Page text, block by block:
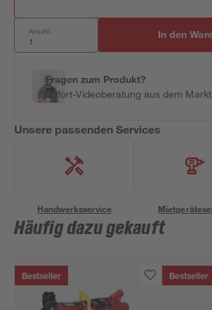
Anzahl: In den
Fragen zum Produkt?
Sofort-Videoberatung aus dem Markt
Unsere passenden Services
Handwerksservice
Häufig dazu gekauft
Bestseller Bestseller